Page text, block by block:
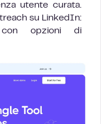
utente curata.
su LinkedIn:
con opzioni di